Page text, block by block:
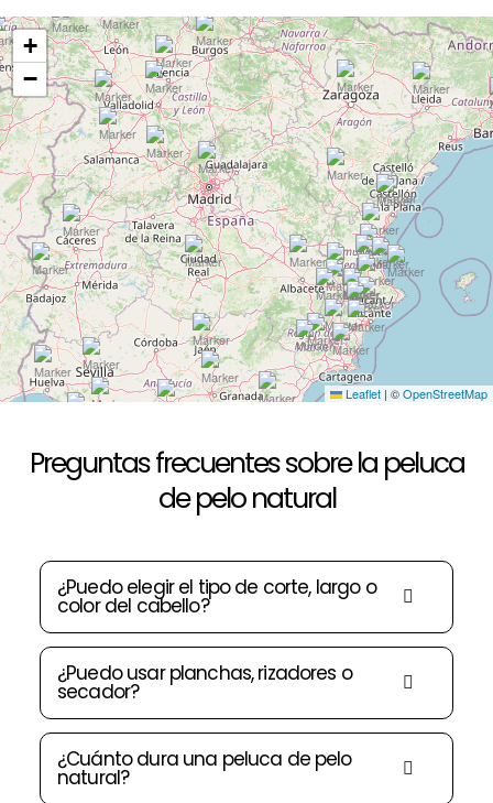
+
−
Leaflet | ©OpenStreetMap
Preguntas frecuentes sobre la peluca
de pelo natural
¿Puedo elegir el tipo de corte, largo o
color del cabello?
¿Puedo usar planchas, rizadores o
secador?
¿Cuánto dura una peluca de pelo
natural?